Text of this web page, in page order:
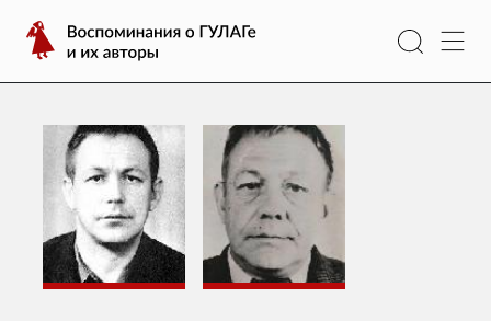
содержимому
Воспоминания
о
ГУЛАГе
авторы